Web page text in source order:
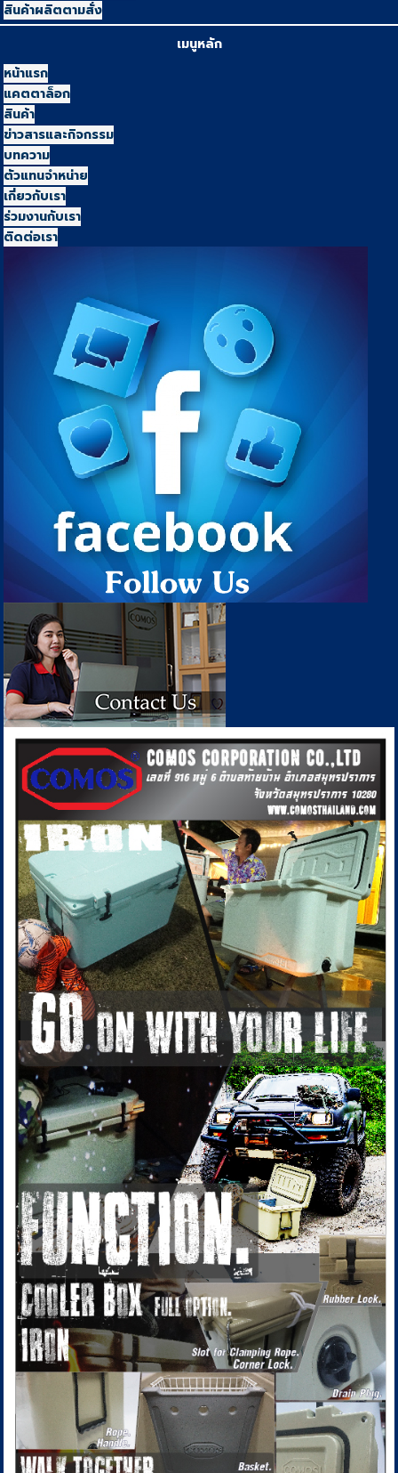
สินค้าผลิตตามสั่ง
เมนูหลัก
หน้าแรก
แคตตาล็อก
สินค้า
ข่าวสารและกิจกรรม
บทความ
ตัวแทนจำหน่าย
เกี่ยวกับเรา
ร่วมงานกับเรา
ติดต่อเรา